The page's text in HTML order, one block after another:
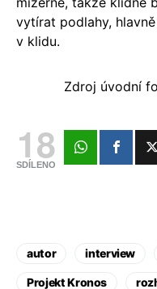
vytírat podlahy,
v klidu.
Zdroj úvodní
18
SDÍLENO
autor interview
Projekt Kronos